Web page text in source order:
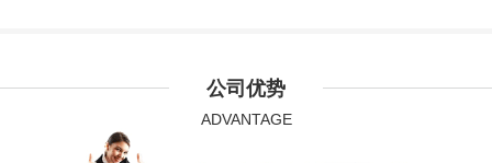
公司优势
ADVANTAGE